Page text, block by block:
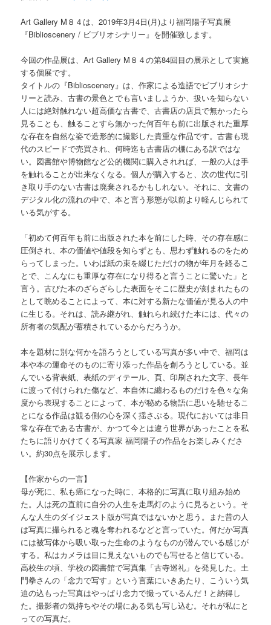
Art Gallery M８４は、2019年3月4日(月)より福岡陽子写真展
『Biblioscenery / ビブリオシナリー』を開催致します。
今回の作品展は、Art Gallery M８４の第84回目の展示として実施
する個展です。
タイトルの『Biblioscenery』は、作家による造語でビブリオシナ
リーと読み、古書の景色とでも言いましようか、扱いを知らない
人には絶対触れない超高価な古書で、古書店の店員で無かったら
見ることも、触ることすら無かった何百年も前に出版された重厚
な存在を自然な姿で造形的に撮影した貴重な作品です。古書も現
代のスピードで売買され、何時迄も古書店の棚にある訳ではな
い。図書館や博物館など公的機関に購入されれば、一般の人は手
を触れることが出来なくなる。個人が購入すると、次の世代に引
き取り手のない古書は廃棄されるかもしれない。それに、文書の
デジタル化の流れの中で、本と言う形態が以前より軽んじられて
いる気がする。
「初めて何百年も前に出版された本を前にした時、その存在感に
圧倒され、本の価値や値段を知らずとも、思わず触れるのをため
らってしまった。いわば紙の束を綴じただけの物が年月を経るこ
とで、こんなにも重厚な存在になり得ると言うことに驚いた」と
言う。古びた本のざらざらした表面をそこに歴史が刻まれたもの
として眺めることによって、本に対する新たな価値が見る人の中
に生じる。それは、読み継がれ、触れられ続けた本には、代々の
所有者の気配が蓄積されているからだろうか。
本を題材に別な何かを語ろうとしている写真が多い中で、福岡は
本や本の運命そのものに寄り添った作品を創ろうとしている。並
んでいる背表紙、表紙のディテール、頁、印刷された文字、長年
に渡って付けられた傷など、本自体に纏わるものだけを色々な角
度から表現することによって、本が秘める物語に思いを馳せるこ
とになる作品は観る側の心を深く揺さぶる。現代においては非日
常な存在である古書が、かつて今とは違う世界があったことを私
たちに語りかけてくる写真家 福岡陽子の作品をお楽しみくださ
い。約30点を展示します。
【作家からの一言】
母が死に、私も癌になった時に、本格的に写真に取り組み始め
た。人は死の直前に自分の人生を走馬灯のように見るという。そ
んな人生のダイジェスト版が写真ではないかと思う。また昔の人
は写真に撮られると魂を奪われるなどと言っていた。何だか写真
には被写体から吸い取った生命のようなものが潜んでいる感じが
する。私はカメラは目に見えないものでも写せると信じている。
高校生の頃、学校の図書館で写真集「古寺巡礼」を発見した。土
門拳さんの「念力で写す」という言葉にいきあたり、こういう気
迫の込もった写真はやっぱり念力で撮っているんだ！と納得し
た。撮影者の気持ちやその場にある気も写し込む。それが私にと
っての写真だ。